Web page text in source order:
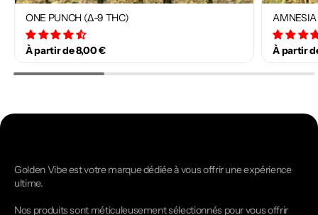
ONE PUNCH (Δ-9 THC)
À partir de 8,00 € À partir
Golden Vibe est votre marque dédiée à vous offrir une expérience
ultime.
Nos produits sont méticuleusement sélectionnés pour vous offrir